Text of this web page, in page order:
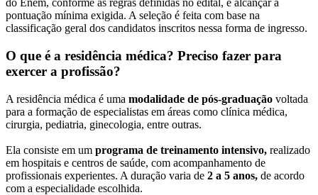
do Enem, conforme as regras definidas no edital, e alcançar a
pontuação mínima exigida. A seleção é feita com base na
classificação geral dos candidatos inscritos nessa forma de ingresso.
O que é a residência médica? Preciso fazer para
exercer a profissão?
A residência médica é uma modalidade de pós-graduação voltada
para a formação de especialistas em áreas como clínica médica,
cirurgia, pediatria, ginecologia, entre outras.
Ela consiste em um programa de treinamento intensivo, realizado
em hospitais e centros de saúde, com acompanhamento de
profissionais experientes. A duração varia de 2 a 5 anos, de acordo
com a especialidade escolhida.